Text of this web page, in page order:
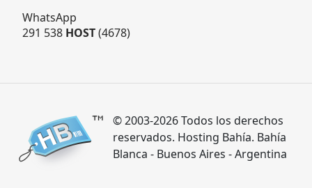
WhatsApp
291 538 HOST(4678)
© 2003-2026 Todos los derechos
reservados. Hosting Bahía. Bahía
Blanca - Buenos Aires - Argentina